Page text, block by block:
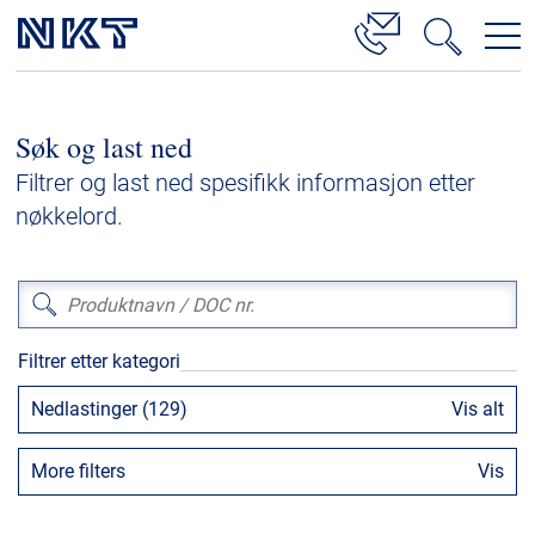
Høyspenningskabelløsninger
Kabelservice
Lavspenning
Høyspenningskabeltilbehør
Mellomspenningskabeltilbehør
Referanser
Nedlastinger
Søk og last ned
Filtrer og last ned spesifikk informasjon etter
nøkkelord.
Filtrer etter kategori
Nedlastinger (129) Vis alt
More filters Vis